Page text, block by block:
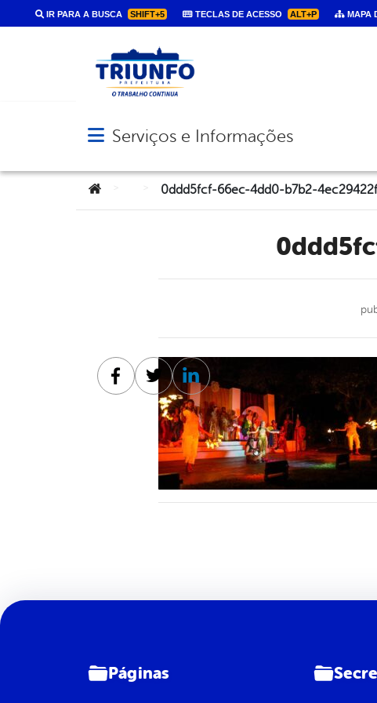
IR PARA A BUSCA SHIFT+5 TECLAS DE ACESSO ALT+P MAPA
Abrir menu principal de navegação
Serviços e Informações
Você está aqui:0ddd5fcf-66ec-4dd0-b7b2-
Facebook
TwitterLinkedin
Páginas